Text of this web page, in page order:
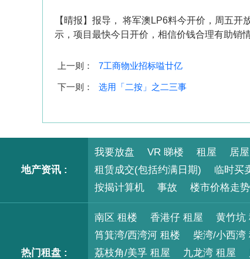
【晴报】报导， 将军澳LP6料今开价，周五
示，项目最快今日开价，相信价钱合理有助销
上一则： 7工商物业招标嗌廿亿
下一则： 选用「二按」之二三事
地产资讯 :
我要放盘 VR 睇楼 租屋 居屋
租赁成交(包括约满日期)
临时买
按揭计算机
事故 楼市价格走势
热门租盘 :
南区 租楼 香港仔 租屋 黄竹坑
筲箕湾/西湾河 租楼
柴湾/小西湾
荔枝角/美孚 租屋
九龙湾 租屋